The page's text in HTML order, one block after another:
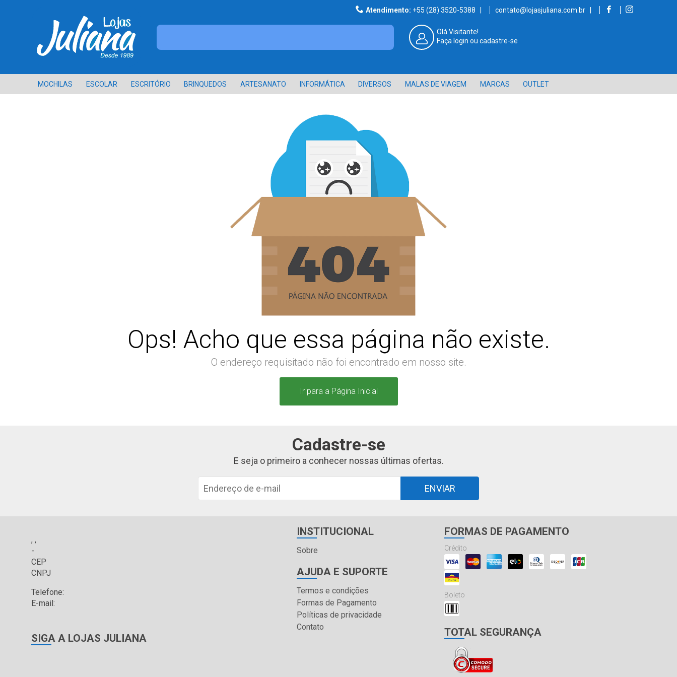
Atendimento: +55 (28) 3520-5388 | contato@lojasjuliana.com.br |
Olá Visitante!
Faça login ou cadastre-se
MOCHILAS ESCOLAR ESCRITÓRIO BRINQUEDOS ARTESANATO INFORMÁTICA DIVERSOS MALAS DE VIAGEM MARCAS OUTLET
Ops! Acho que essa página não existe.
O endereço requisitado não foi encontrado em nosso site.
Ir para a Página Inicial
Cadastre-se
E seja o primeiro a conhecer nossas últimas ofertas.
ENVIAR
, ,
-
CEP
CNPJ
Telefone:
E-mail:
SIGA A LOJAS JULIANA
INSTITUCIONAL
Sobre
AJUDA E SUPORTE
Termos e condições
Formas de Pagamento
Políticas de privacidade
Contato
FORMAS DE PAGAMENTO
Crédito
Boleto
TOTAL SEGURANÇA